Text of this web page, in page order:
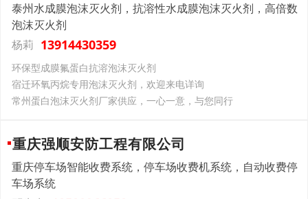
泰州水成膜泡沫灭火剂，抗溶性水成膜泡沫灭火剂，高倍数
泡沫灭火剂
杨莉 13914430359
环保型成膜氟蛋白抗溶泡沫灭火剂
宿迁环氧丙烷专用泡沫灭火剂，欢迎来电详询
常州蛋白泡沫灭火剂厂家供应，一心一意，与您同行
重庆强顺安防工程有限公司
重庆停车场智能收费系统，停车场收费机系统，自动收费停
车场系统